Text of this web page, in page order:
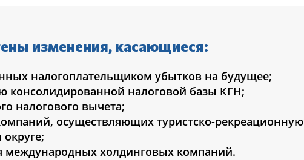
изменения, касающиеся:
налогоплательщиком убытков на будущее;
консолидированной налоговой базы КГН;
налогового вычета;
осуществляющих туристско-рекреационную
международных холдинговых компаний.